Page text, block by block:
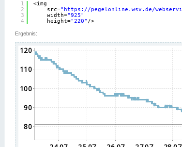
1
2
3
4
<img
src=" https://pegelonline.wsv.de/
width="925"
height="220" />
Ergebnis: